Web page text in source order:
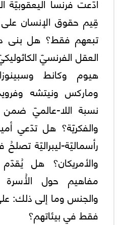
قِيم حقوق الإنسان على
تبعهم فقط؟ هل بنى
العقل الفرنسيّ
هيوم وكانط
وماركس ونيتشه
نسبة اللا-عالميّ
والفكريّة؟ هل تدّعي
رأسماليّة-ليبراليّة
والأمريكان؟ هل يُقدّم
مفاهيم حول الأُسرة
والجنس وما إلى ذلك:
فقط في بيئاتهم؟